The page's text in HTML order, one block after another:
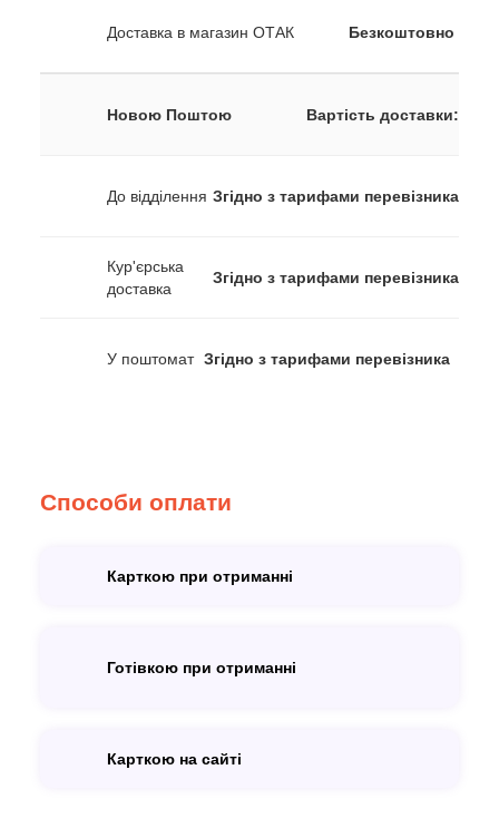
Доставка в магазин ОТАК Безкоштовно
Новою Поштою Вартість доставки:
До відділення Згідно з тарифами перевізника
Кур'єрська
доставка
Згідно з тарифами перевізника
У поштомат Згідно з тарифами перевізника
Способи оплати
Карткою при отриманні
Готівкою при отриманні
Карткою на сайті